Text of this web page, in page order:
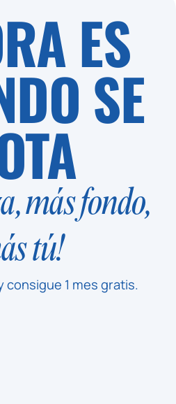
ES
SE
más fondo,
tú!
consigue 1 mes gratis.